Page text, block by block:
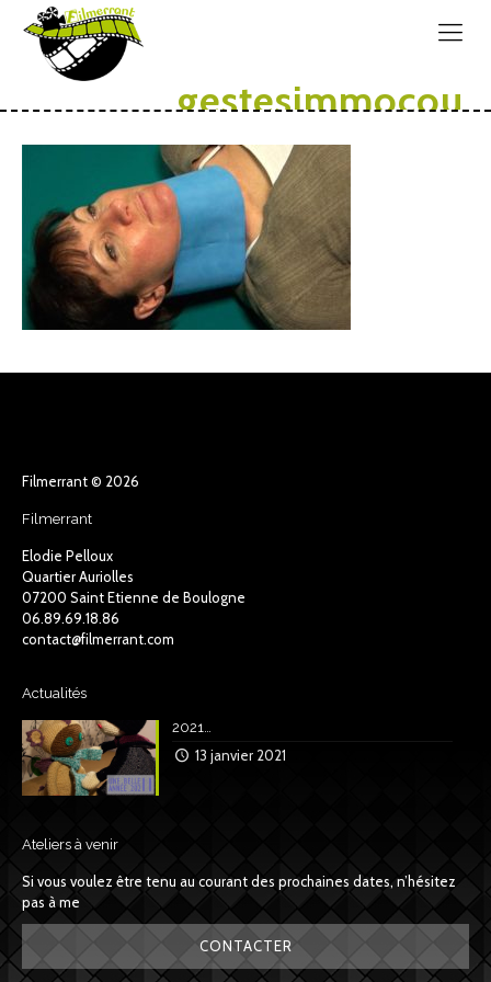
gestesimmocou
Filmerrant © 2026
Filmerrant
Elodie Pelloux
Quartier Auriolles
07200 Saint Etienne de Boulogne
06.89.69.18.86
contact@filmerrant.com
Actualités
2021…
13 janvier 2021
Ateliers à venir
Si vous voulez être tenu au courant des prochaines dates, n’hésitez
pas à me
CONTACTER